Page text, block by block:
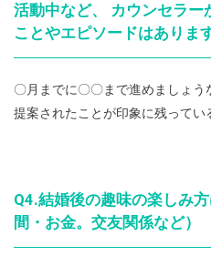
活動中など、 カウンセラー
ことやエピソードはありま
〇月までに〇〇まで進めましょ
提案されたことが印象に残ってい
Q4.結婚後の趣味の楽しみ
間・お金。交友関係など）